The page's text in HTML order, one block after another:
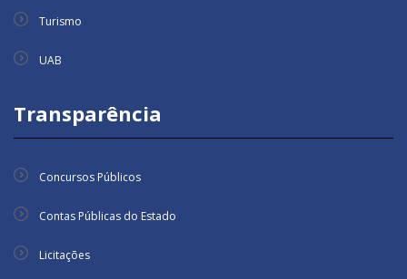
Turismo
UAB
Transparência
Concursos Públicos
Contas Públicas do Estado
Licitações